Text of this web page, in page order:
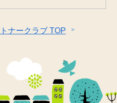
ナークラブ TOP ＞